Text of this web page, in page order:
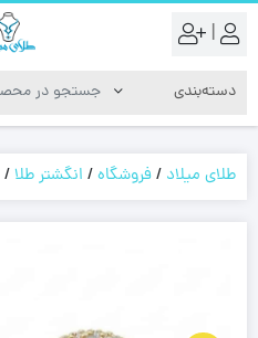
|
طلای میلاد /فروشگاه/ انگشتر طلا/